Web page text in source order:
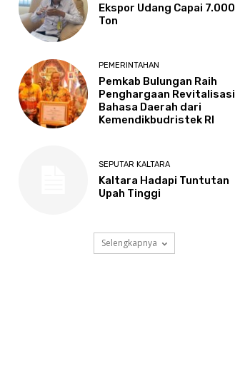
Ekspor Udang Capai 7.000
Ton
PEMERINTAHAN
Pemkab Bulungan Raih
Penghargaan Revitalisasi
Bahasa Daerah dari
Kemendikbudristek RI
SEPUTAR KALTARA
Kaltara Hadapi Tuntutan
Upah Tinggi
Selengkapnya